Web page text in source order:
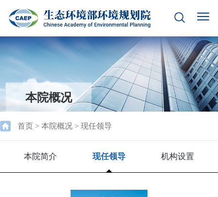
本院概况
首页> 本院概况> 现任领导
本院简介 现任领导 机构设置